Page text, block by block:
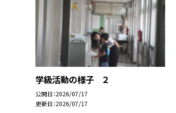
学級活動の様子 ２
公開日 2026/07/17
更新日 2026/07/17